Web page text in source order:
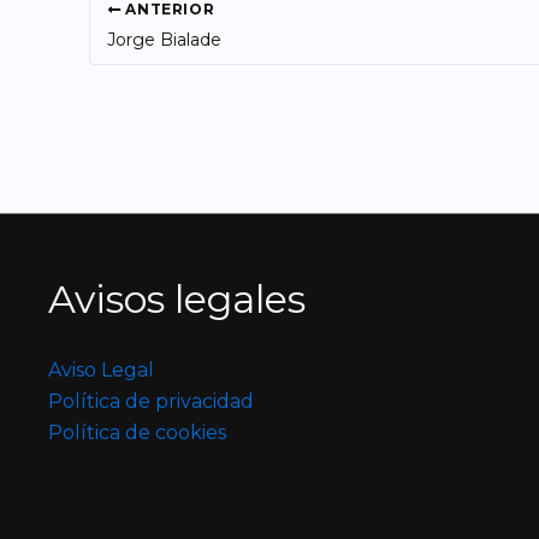
ANTERIOR
Jorge Bialade
Avisos legales
Aviso Legal
Política de privacidad
Política de cookies